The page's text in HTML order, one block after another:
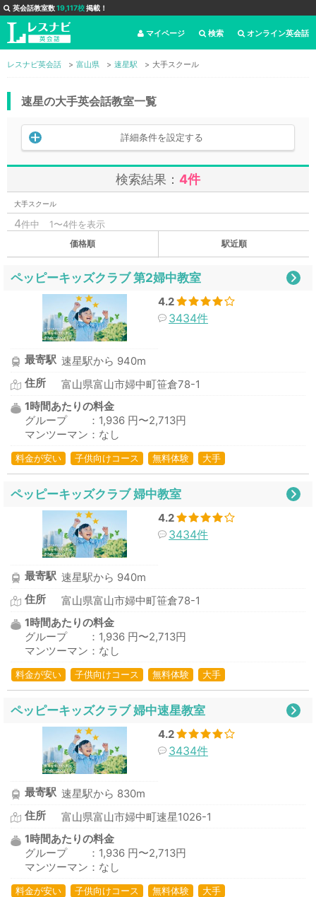
英会話教室数19,117校掲載！
オンライン英会話
検索
マイページ
レスナビ英会話 富山県 速星駅 大手スクール
速星の大手英会話教室一覧
詳細条件を設定する
検索結果： 4件
大手スクール
4件中 1〜4件を表示
価格順 駅近順
ペッピーキッズクラブ 第2婦中教室
4.2
3434件
最寄駅 速星駅から 940m
住所
富山県富山市婦中町笹倉78-1
1時間あたりの料金
グループ ：1,936 円〜2,713円
マンツーマン：なし
料金が安い 子供向けコース 無料体験 大手
ペッピーキッズクラブ 婦中教室
4.2
3434件
最寄駅 速星駅から 940m
住所
富山県富山市婦中町笹倉78-1
1時間あたりの料金
グループ ：1,936 円〜2,713円
マンツーマン：なし
料金が安い 子供向けコース 無料体験 大手
ペッピーキッズクラブ 婦中速星教室
4.2
3434件
最寄駅 速星駅から 830m
住所
富山県富山市婦中町速星1026-1
1時間あたりの料金
グループ ：1,936 円〜2,713円
マンツーマン：なし
料金が安い 子供向けコース 無料体験 大手